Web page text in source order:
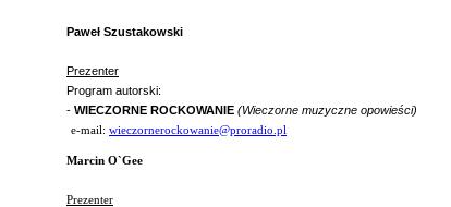
Paweł Szustakowski
Prezenter
Program autorski:
- WIECZORNE ROCKOWANIE (Wieczorne muzyczne opowieści)
e-mail: wieczornerockowanie@proradio.pl
Marcin O`Gee
Prezenter